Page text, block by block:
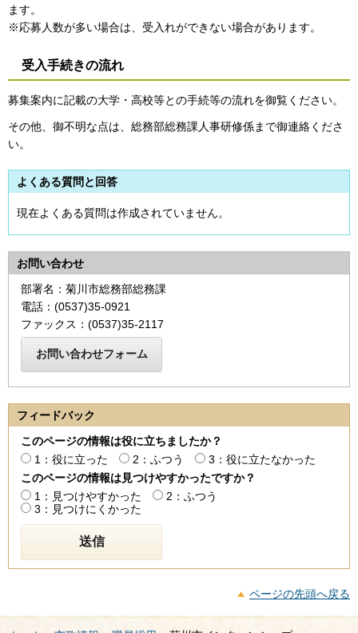
ます。
※応募人数が多い場合は、受入れができない場合があります。
受入手続きの流れ
募集案内に記載の大学・高校等との手続等の流れを御覧ください。
その他、御不明な点は、総務部総務課人事研修係まで御連絡くださ
い。
よくある質問と回答
現在よくある質問は作成されていません。
お問い合わせ
部署名：菊川市総務部総務課
電話：(0537)35-0921
ファックス：(0537)35-2117
フィードバック
このページの情報は役に立ちましたか？
1：役に立った
2：ふつう
3：役に立たなかった
このページの情報は見つけやすかったですか？
1：見つけやすかった
2：ふつう
3：見つけにくかった
ページの先頭へ戻る